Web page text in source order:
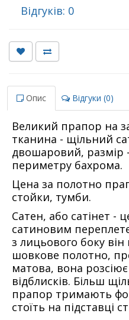
Відгуків: 0
Опис Відгуки (0)
Великий прапор на
тканина - щільний
двошаровий, размір
периметру бахрома.
Цена за полотно
стойки, тумби.
Сатен, або сатінет -
сатиновим
з лицьового боку він
шовкове полотно,
матова, вона
відблисків. Більш
прапор тримають
стоїть на підставці